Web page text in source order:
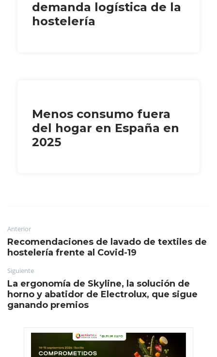
demanda logística de la
hostelería
Menos consumo fuera
del hogar en España en
2025
Anterior
Recomendaciones de lavado de textiles de
hostelería frente al Covid-19
Siguiente
La ergonomía de Skyline, la solución de
horno y abatidor de Electrolux, que sigue
ganando premios